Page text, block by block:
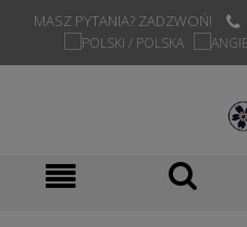
MASZ PYTANIA? ZADZWOŃ!